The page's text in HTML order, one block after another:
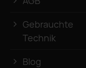
Gebrauchte
Technik
Blog